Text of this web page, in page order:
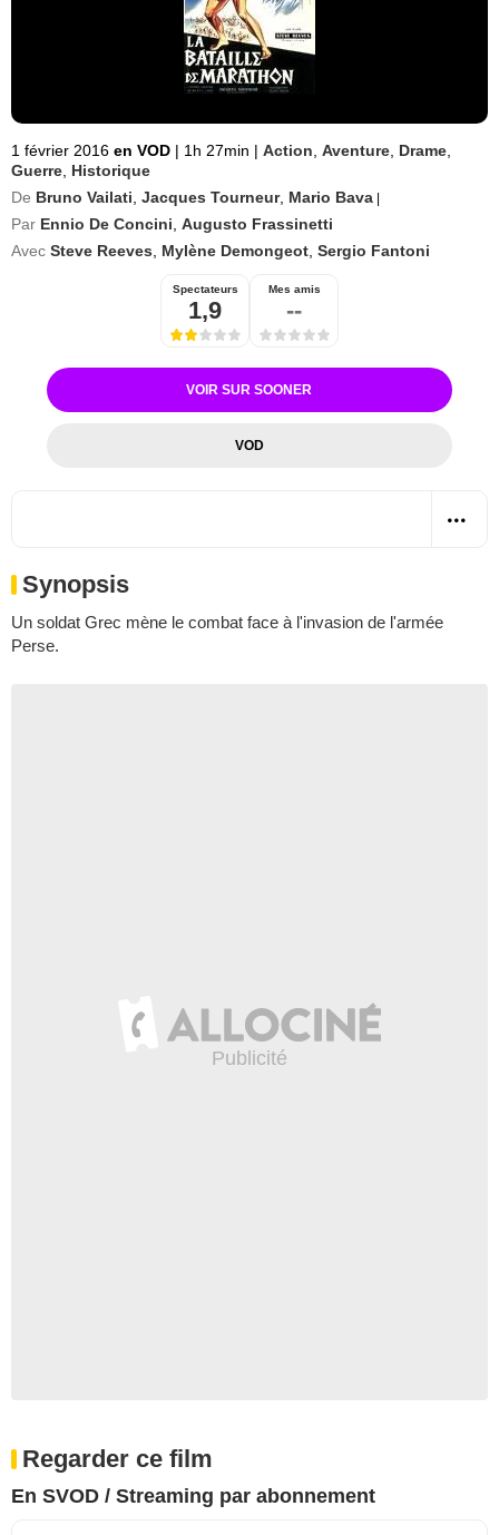
1 février 2016 en VOD | 1h 27min | Action Aventure Drame
Guerre Historique
De Bruno Vailati Jacques Tourneur, Mario Bava
Par Ennio De Concini Augusto Frassinetti
Avec Steve Reeves Mylène Demongeot Sergio Fantoni
Spectateurs
1,9
Mes amis
--
VOIR SUR SOONER
VOD
Synopsis
Un soldat Grec mène le combat face à l'invasion de l'armée
Perse.
Regarder ce film
En SVOD / Streaming par abonnement